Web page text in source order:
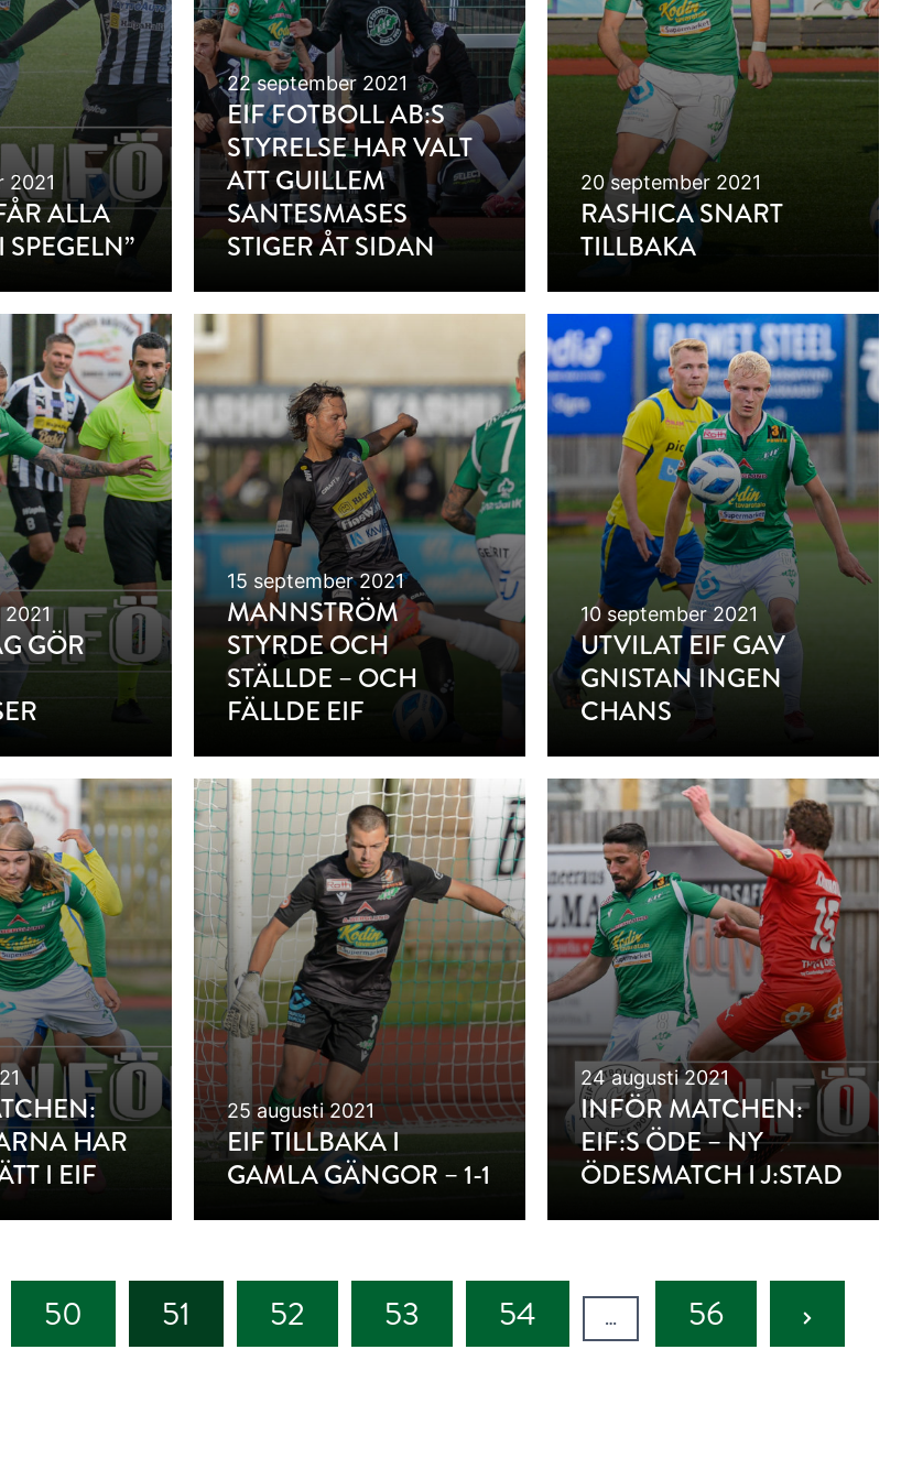
ALLA
SPEGELN”
2021
EIF FOTBOLL AB:S
STYRELSE HAR VALT
ATT GUILLEM
SANTESMASES
STIGER ÅT SIDAN
22 september 2021
RASHICA SNART
TILLBAKA
20 september 2021
GÖR
2021
MANNSTRÖM
STYRDE OCH
STÄLLDE – OCH
FÄLLDE EIF
15 september 2021
UTVILAT EIF GAV
GNISTAN INGEN
CHANS
10 september 2021
HAR
I EIF
EIF TILLBAKA I
GAMLA GÄNGOR – 1-1
25 augusti 2021
INFÖR MATCHEN:
EIF:S ÖDE – NY
ÖDESMATCH I J:STAD
24 augusti 2021
50 51 52 53 54 … 56 Next
Page